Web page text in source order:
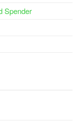
Spender